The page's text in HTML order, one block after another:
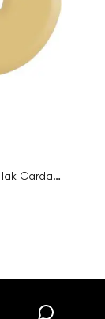
UpTo X Extended Nail Polish – 10 dňový lak Cardamom, 9ml